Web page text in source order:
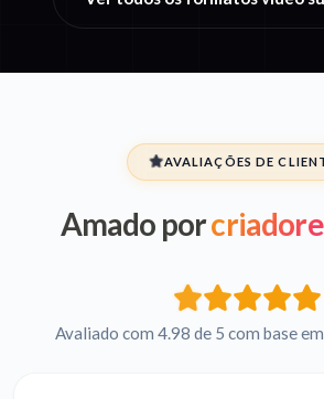
AVALIAÇÕES DE
Amado por
Avaliado com 4.98 de 5 com base